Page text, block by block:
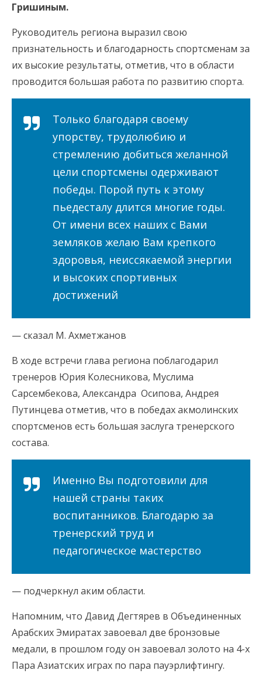
Гришиным.
Руководитель региона выразил свою
признательность и благодарность спортсменам за
их высокие результаты, отметив, что в области
проводится большая работа по развитию спорта.
Только благодаря своему
упорству, трудолюбию и
стремлению добиться желанной
цели спортсмены одерживают
победы. Порой путь к этому
пьедесталу длится многие годы.
От имени всех наших с Вами
земляков желаю Вам крепкого
здоровья, неиссякаемой энергии
и высоких спортивных
достижений
— сказал М. Ахметжанов
В ходе встречи глава региона поблагодарил
тренеров Юрия Колесникова, Муслима
Сарсембекова, Александра Осипова, Андрея
Путинцева отметив, что в победах акмолинских
спортсменов есть большая заслуга тренерского
состава.
Именно Вы подготовили для
нашей страны таких
воспитанников. Благодарю за
тренерский труд и
педагогическое мастерство
— подчеркнул аким области.
Напомним, что Давид Дегтярев в Объединенных
Арабских Эмиратах завоевал две бронзовые
медали, в прошлом году он завоевал золото на 4-х
Пара Азиатских играх по пара пауэрлифтингу.